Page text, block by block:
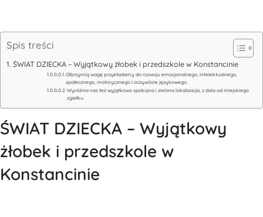
Spis treści
ŚWIAT DZIECKA – Wyjątkowy żłobek i przedszkole w Konstancinie
Olbrzymią wagę przykładamy do rozwoju emocjonalnego, intelektualnego,
społecznego, motorycznego i oczywiście językowego.
Wyróżnia nas też wyjątkowo spokojna i zielona lokalizacja, z dala od miejskiego
zgiełku.
ŚWIAT DZIECKA – Wyjątkowy
żłobek i przedszkole w
Konstancinie